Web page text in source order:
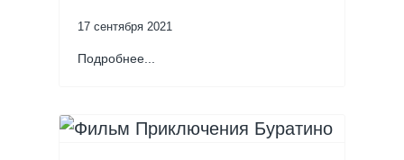
17 сентября 2021
Подробнее...